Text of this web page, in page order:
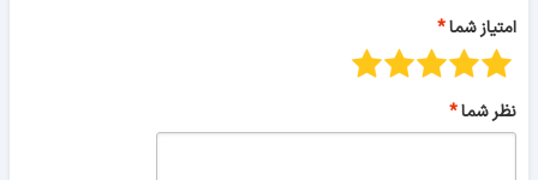
امتیاز شما
نظر شما